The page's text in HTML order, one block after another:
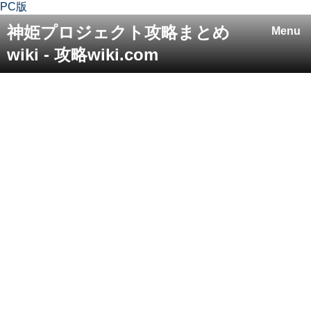
PC版
Menu
神姫プロジェクト攻略まとめ
wiki - 攻略wiki.com